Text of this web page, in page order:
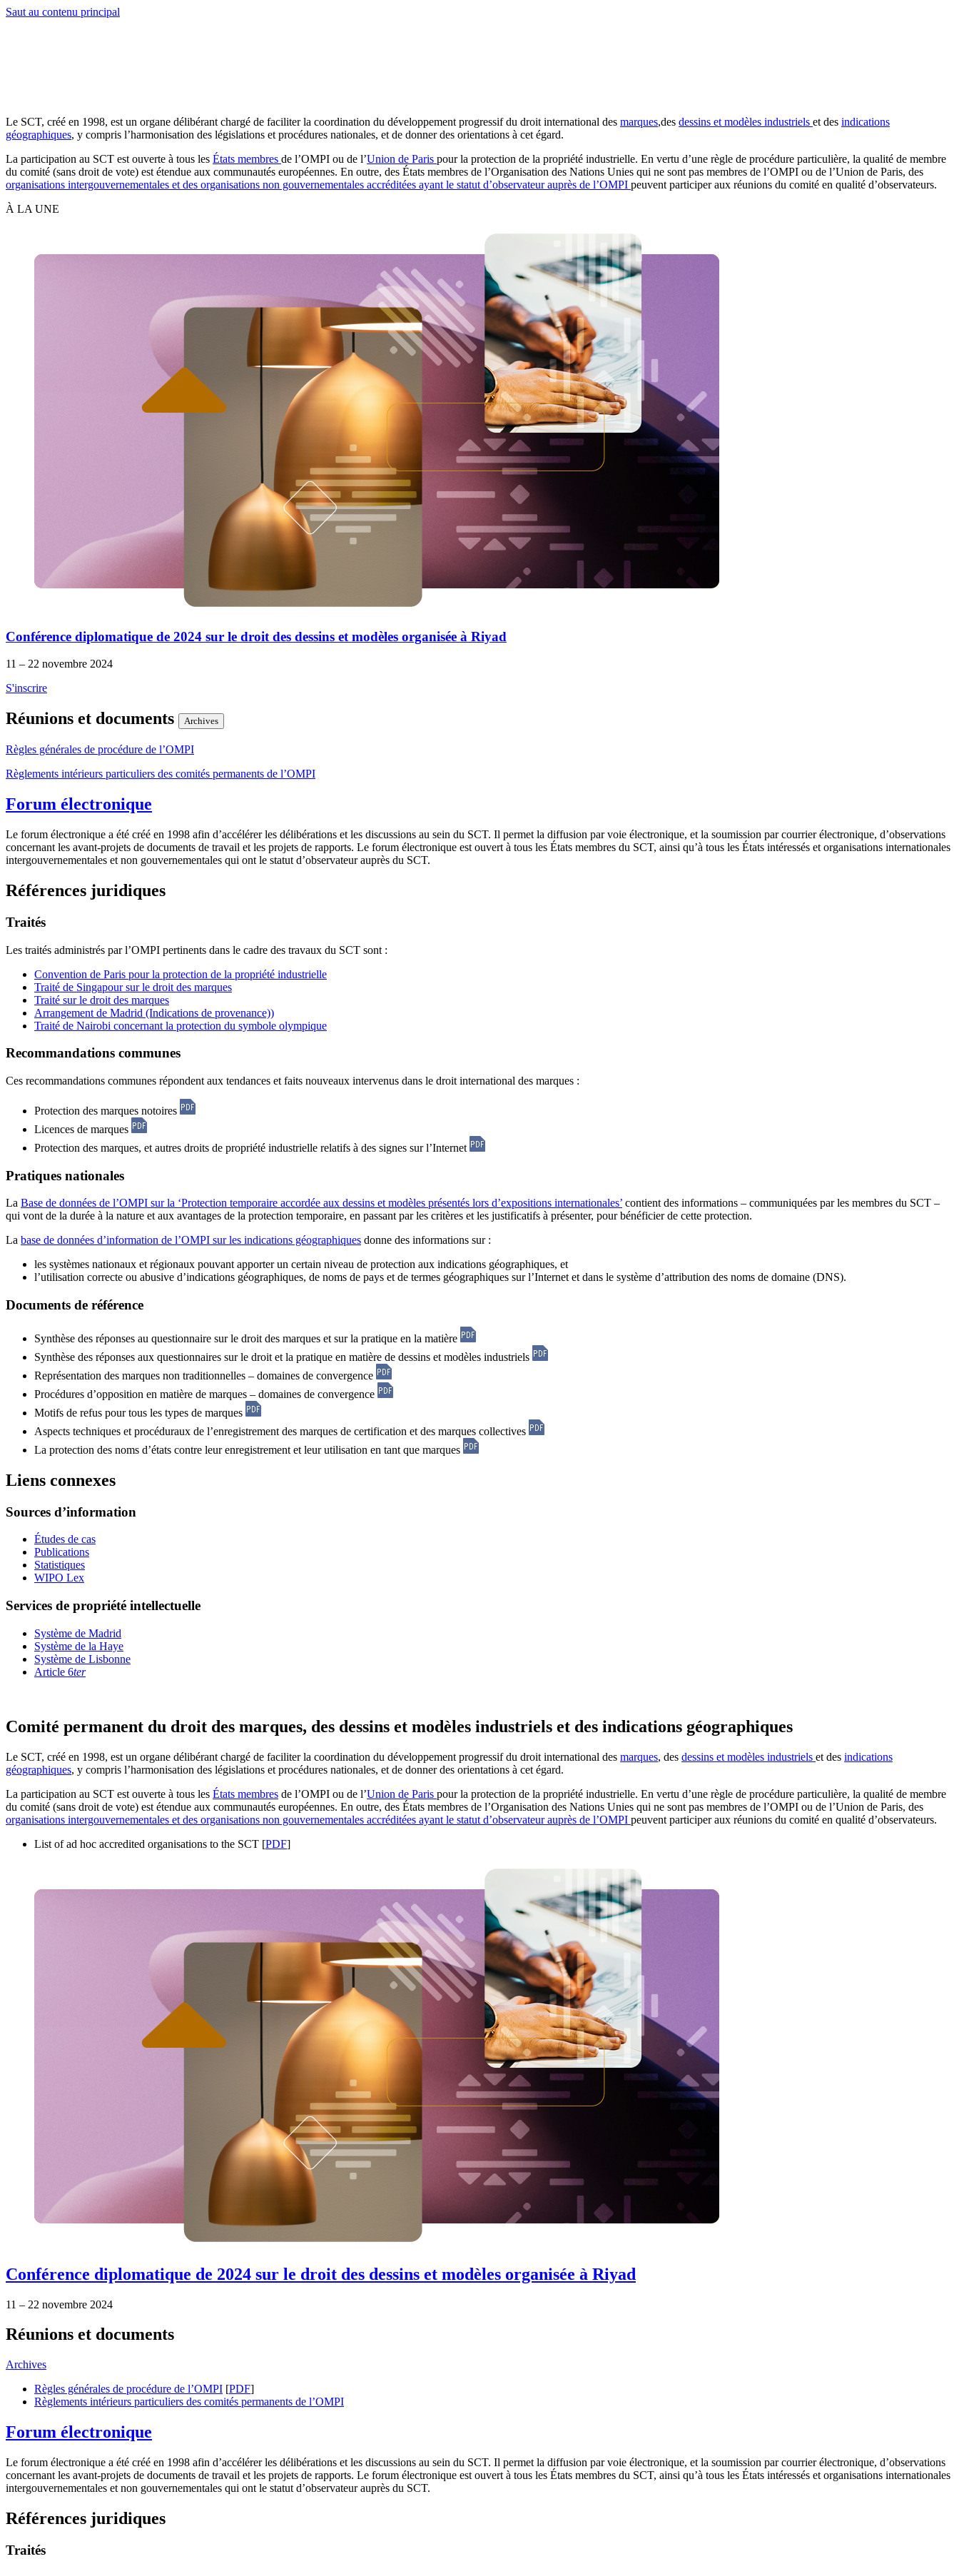
Saut au contenu principal
Le SCT, créé en 1998, est un organe délibérant chargé de faciliter la coordination du développement progressif du droit international des marques,des dessins et modèles industriels et des indications
géographiques, y compris l’harmonisation des législations et procédures nationales, et de donner des orientations à cet égard.
La participation au SCT est ouverte à tous les États membres de l’OMPI ou de l’Union de Paris pour la protection de la propriété industrielle. En vertu d’une règle de procédure particulière, la qualité de membre
du comité (sans droit de vote) est étendue aux communautés européennes. En outre, des États membres de l’Organisation des Nations Unies qui ne sont pas membres de l’OMPI ou de l’Union de Paris, des
organisations intergouvernementales et des organisations non gouvernementales accréditées ayant le statut d’observateur auprès de l’OMPI peuvent participer aux réunions du comité en qualité d’observateurs.
À LA UNE
Conférence diplomatique de 2024 sur le droit des dessins et modèles organisée à Riyad
11 – 22 novembre 2024
S'inscrire
Réunions et documents Archives
Règles générales de procédure de l’OMPI
Règlements intérieurs particuliers des comités permanents de l’OMPI
Forum électronique
Le forum électronique a été créé en 1998 afin d’accélérer les délibérations et les discussions au sein du SCT. Il permet la diffusion par voie électronique, et la soumission par courrier électronique, d’observations
concernant les avant-projets de documents de travail et les projets de rapports. Le forum électronique est ouvert à tous les États membres du SCT, ainsi qu’à tous les États intéressés et organisations internationales
intergouvernementales et non gouvernementales qui ont le statut d’observateur auprès du SCT.
Références juridiques
Traités
Les traités administrés par l’OMPI pertinents dans le cadre des travaux du SCT sont :
Convention de Paris pour la protection de la propriété industrielle
Traité de Singapour sur le droit des marques
Traité sur le droit des marques
Arrangement de Madrid (Indications de provenance))
Traité de Nairobi concernant la protection du symbole olympique
Recommandations communes
Ces recommandations communes répondent aux tendances et faits nouveaux intervenus dans le droit international des marques :
Protection des marques notoires
Licences de marques
Protection des marques, et autres droits de propriété industrielle relatifs à des signes sur l’Internet
Pratiques nationales
La Base de données de l’OMPI sur la ‘Protection temporaire accordée aux dessins et modèles présentés lors d’expositions internationales’ contient des informations – communiquées par les membres du SCT –
qui vont de la durée à la nature et aux avantages de la protection temporaire, en passant par les critères et les justificatifs à présenter, pour bénéficier de cette protection.
La base de données d’information de l’OMPI sur les indications géographiques donne des informations sur :
les systèmes nationaux et régionaux pouvant apporter un certain niveau de protection aux indications géographiques, et
l’utilisation correcte ou abusive d’indications géographiques, de noms de pays et de termes géographiques sur l’Internet et dans le système d’attribution des noms de domaine (DNS).
Documents de référence
Synthèse des réponses au questionnaire sur le droit des marques et sur la pratique en la matière
Synthèse des réponses aux questionnaires sur le droit et la pratique en matière de dessins et modèles industriels
Représentation des marques non traditionnelles – domaines de convergence
Procédures d’opposition en matière de marques – domaines de convergence
Motifs de refus pour tous les types de marques
Aspects techniques et procéduraux de l’enregistrement des marques de certification et des marques collectives
La protection des noms d’états contre leur enregistrement et leur utilisation en tant que marques
Liens connexes
Sources d’information
Études de cas
Publications
Statistiques
WIPO Lex
Services de propriété intellectuelle
Système de Madrid
Système de la Haye
Système de Lisbonne
Article 6ter
Comité permanent du droit des marques, des dessins et modèles industriels et des indications géographiques
Le SCT, créé en 1998, est un organe délibérant chargé de faciliter la coordination du développement progressif du droit international des marques, des dessins et modèles industriels et des indications
géographiques, y compris l’harmonisation des législations et procédures nationales, et de donner des orientations à cet égard.
La participation au SCT est ouverte à tous les États membres de l’OMPI ou de l’Union de Paris pour la protection de la propriété industrielle. En vertu d’une règle de procédure particulière, la qualité de membre
du comité (sans droit de vote) est étendue aux communautés européennes. En outre, des États membres de l’Organisation des Nations Unies qui ne sont pas membres de l’OMPI ou de l’Union de Paris, des
organisations intergouvernementales et des organisations non gouvernementales accréditées ayant le statut d’observateur auprès de l’OMPI peuvent participer aux réunions du comité en qualité d’observateurs.
List of ad hoc accredited organisations to the SCT [PDF]
Conférence diplomatique de 2024 sur le droit des dessins et modèles organisée à Riyad
11 – 22 novembre 2024
Réunions et documents
Archives
Règles générales de procédure de l’OMPI [PDF]
Règlements intérieurs particuliers des comités permanents de l’OMPI
Forum électronique
Le forum électronique a été créé en 1998 afin d’accélérer les délibérations et les discussions au sein du SCT. Il permet la diffusion par voie électronique, et la soumission par courrier électronique, d’observations
concernant les avant-projets de documents de travail et les projets de rapports. Le forum électronique est ouvert à tous les États membres du SCT, ainsi qu’à tous les États intéressés et organisations internationales
intergouvernementales et non gouvernementales qui ont le statut d’observateur auprès du SCT.
Références juridiques
Traités